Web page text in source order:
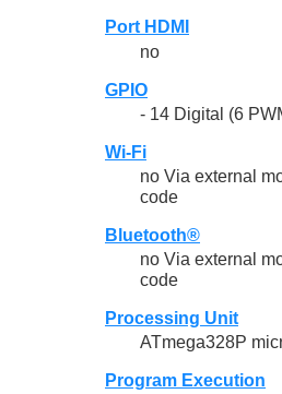
Port HDMI
no
GPIO
- 14 Digital (6
Wi-Fi
no Via external
code
Bluetooth®
no Via external
code
Processing Unit
ATmega328P
Program Execution